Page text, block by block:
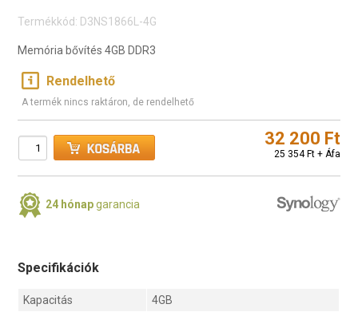
Termékkód: D3NS1866L-4G
Memória bővítés 4GB DDR3
Rendelhető
A termék nincs raktáron, de rendelhető
32 200 Ft
25 354 Ft + Áfa
24 hónapgarancia
Specifikációk
Kapacitás
4GB